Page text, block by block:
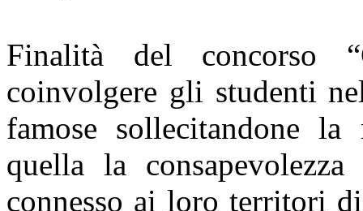
Finalità del concorso
coinvolgere gli studenti
famose sollecitandone la
quella la
connesso ai loro territori